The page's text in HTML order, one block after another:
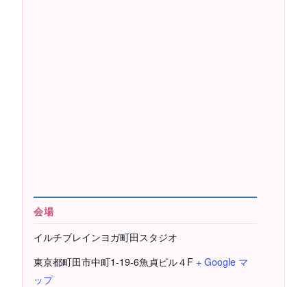
会場
イルチブレインヨガ町田スタジオ
東京都町田市中町1-19-6魚貞ビル４F + Google マ
ップ